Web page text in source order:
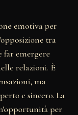
emotiva per
tra
far emergere
relazioni. È
ma
e sincero. La
per